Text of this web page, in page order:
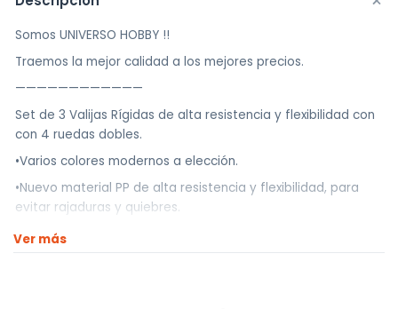
Somos UNIVERSO HOBBY !!
Traemos la mejor calidad a los mejores precios.
————————————
Set de 3 Valijas Rígidas de alta resistencia y flexibilidad con
con 4 ruedas dobles.
•Varios colores modernos a elección.
•Nuevo material PP de alta resistencia y flexibilidad, para
evitar rajaduras y quiebres.
•Muy livianas y resistentes y con terminación tipo fibra de
carbono para evitar rayones.
Ver más